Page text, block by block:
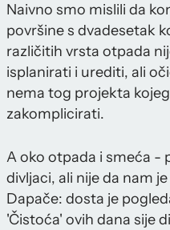
Naivno smo mislili da
površine s dvadesetak
različitih vrsta otpada
isplanirati i urediti, ali
nema tog projekta
zakomplicirati.
A oko otpada i smeća -
divljaci, ali nije da nam
Dapače: dosta je
'Čistoća' ovih dana sije